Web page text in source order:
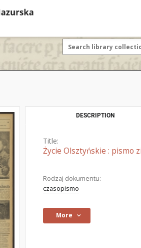
DESCRIPTION
Title:
Życie Olsztyńskie : pismo
Rodzaj dokumentu:
czasopismo
More